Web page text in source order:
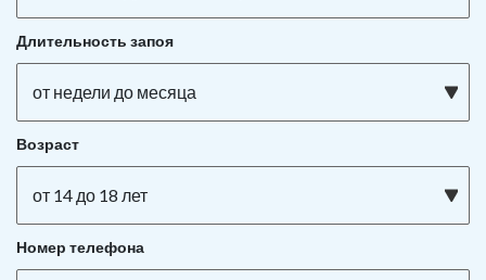
Длительность запоя
от недели до месяца
Возраст
от 14 до 18 лет
Номер телефона